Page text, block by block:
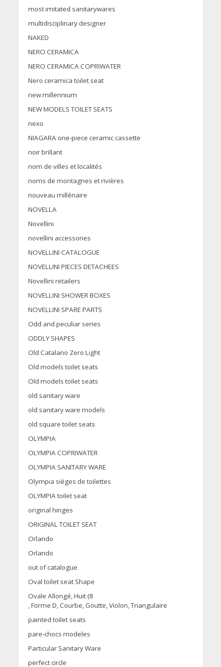
most imitated sanitarywares
multidisciplinary designer
NAKED
NERO CERAMICA
NERO CERAMICA COPRIWATER
Nero ceramica toilet seat
new millennium
NEW MODELS TOILET SEATS
nexo
NIAGARA one-piece ceramic cassette
noir brillant
nom de villes et localités
noms de montagnes et rivières
nouveau millénaire
NOVELLA
Novellini
novellini accessories
NOVELLINI CATALOGUE
NOVELLINI PIECES DETACHEES
Novellini retailers
NOVELLINI SHOWER BOXES
NOVELLINI SPARE PARTS
Odd and peculiar series
ODDLY SHAPES
Old Catalano Zero Light
Old models toilet seats
Old models toilet seats
old sanitary ware
old sanitary ware models
old square toilet seats
OLYMPIA
OLYMPIA COPRIWATER
OLYMPIA SANITARY WARE
Olympia sièges de toilettes
OLYMPIA toilet seat
original hinges
ORIGINAL TOILET SEAT
Orlando
Orlando
out of catalogue
Oval toilet seat Shape
Ovale Allongé, Huit (8
, Forme D, Courbe, Goutte, Violon, Triangulaire
painted toilet seats
pare-chocs modeles
Particular Sanitary Ware
perfect circle